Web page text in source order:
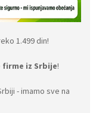
1.499 din!
iz Srbije!
- imamo sve na